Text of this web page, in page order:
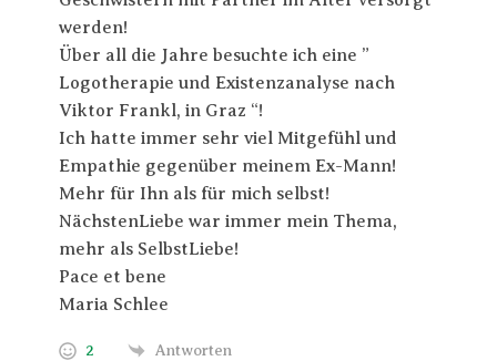
werden!
Über all die Jahre besuchte ich eine ”
Logotherapie und Existenzanalyse nach
Viktor Frankl, in Graz “!
Ich hatte immer sehr viel Mitgefühl und
Empathie gegenüber meinem Ex-Mann!
Mehr für Ihn als für mich selbst!
NächstenLiebe war immer mein Thema,
mehr als SelbstLiebe!
Pace et bene
Maria Schlee
2 Antworten